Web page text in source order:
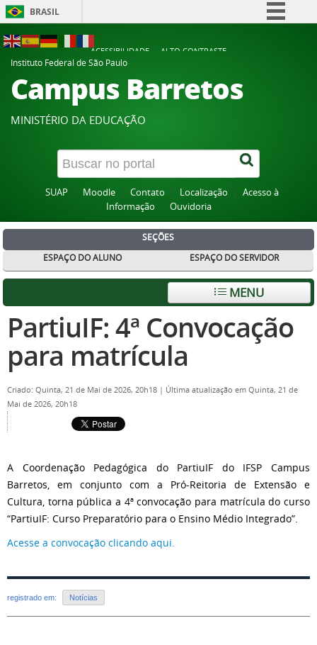
BRASIL
Participe
Acesso à informação
Canais
ACESSIBILIDADE
ALTO CONTRASTE
Instituto Federal de São Paulo
Campus Barretos
MINISTÉRIO DA EDUCAÇÃO
SUAP Moodle Contato Localização
Acesso à
Informação
Ouvidoria
SEÇÕES
ESPAÇO DO ALUNO
ESPAÇO DO SERVIDOR
MENU
PartiuIF: 4ª Convocação
para matrícula
Criado: Quinta, 21 de Mai de 2026, 20h18 | Última atualização em Quinta, 21 de
Mai de 2026, 20h18
A Coordenação Pedagógica do PartiuIF do IFSP Campus
Barretos, em conjunto com a Pró-Reitoria de Extensão e
Cultura, torna pública a 4ª convocação para matrícula do curso
“PartiuIF: Curso Preparatório para o Ensino Médio Integrado”.
Acesse a convocação clicando aqui.
registrado em: Notícias